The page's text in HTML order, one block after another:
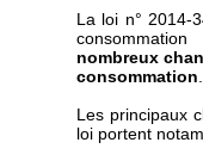
La loi n° 2014-
nombreux
consommation
Les principaux
loi portent